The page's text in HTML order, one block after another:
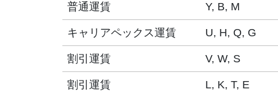
普通運賃 Y, B, M
キャリアペックス運賃 U, H, Q, G
割引運賃 V, W, S
割引運賃 L, K, T, E